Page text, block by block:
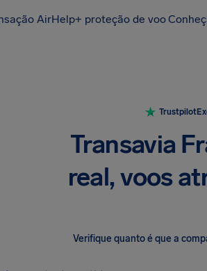
AirHelp+ proteção de voo
Trustpilot
Transavia
real, voos
Verifique quanto é que a